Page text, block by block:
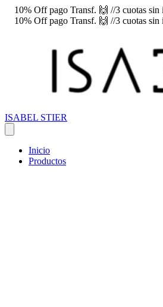
10% Off pago Transf. 🙌 //3 cuotas sin
10% Off pago Transf. 🙌 //3 cuotas sin
ISABEL STIER
Inicio
Productos